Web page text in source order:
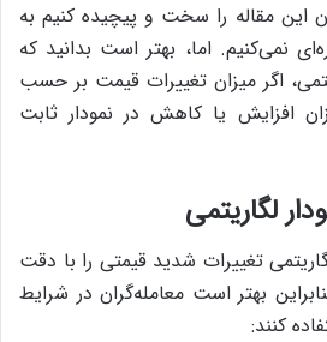
این مقاله را سخت و پیچیده کنیم به
نمی‌کنیم. اما، بهتر است بدانید که
اگر میزان تغییرات قیمت بر حسب
افزایش یا کاهش در نمودار ثابت
لگاریتمی
تغییرات شدید قیمتی را با دقت
بهتر است معامله‌گران در شرایط
کنند: